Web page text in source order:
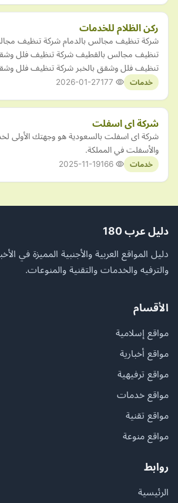
ركن الظلام للخدمات
شركة تنظيف مجالس بالدمام شركة تنظيف
تنظيف مجالس بالقطيف شركة تنظيف فلل
تنظيف فلل وشقق بالخبر شركة تنظيف فلل
خدمات 2026-01-27
شركة اى اسفلت
شركة اى اسفلت بالسعودية هو وجهتك الأولى
والأسفلت في المملكة.
خدمات 2025-11-19
دليل عرب 180
دليل المواقع العربية والأجنبية المميزة في
والترفيه والخدمات والتقنية والمنوعات.
الأقسام
مواقع إسلامية
مواقع أخبارية
مواقع ترفيهية
مواقع خدمات
مواقع تقنية
مواقع منوعة
روابط
الرئيسية